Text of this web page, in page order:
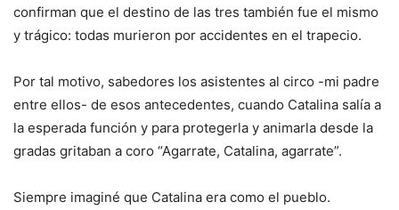
confirman que el destino de las tres también fue el mismo
y trágico: todas murieron por accidentes en el trapecio.
Por tal motivo, sabedores los asistentes al circo -mi padre
entre ellos- de esos antecedentes, cuando Catalina salía a
la esperada función y para protegerla y animarla desde la
gradas gritaban a coro “Agarrate, Catalina, agarrate”.
Siempre imaginé que Catalina era como el pueblo.